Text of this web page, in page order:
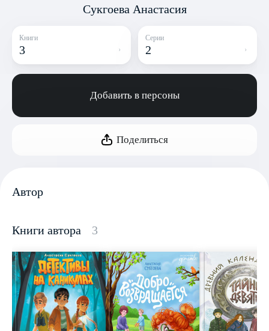
Сукгоева Анастасия
Книги
3
Серии
2
Добавить в персоны
Поделиться
Автор
Книги автора 3